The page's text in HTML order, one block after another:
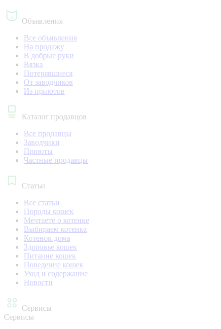
Объявления
Все объявления
На продажу
В добрые руки
Вязка
Потерявшиеся
От заводчиков
Из приютов
Каталог продавцов
Все продавцы
Заводчики
Приюты
Частные продавцы
Статьи
Все статьи
Породы кошек
Мечтаете о котенке
Выбираем котенка
Котенок дома
Здоровье кошек
Питание кошек
Поведение кошек
Уход и содержание
Новости
Сервисы
Сервисы